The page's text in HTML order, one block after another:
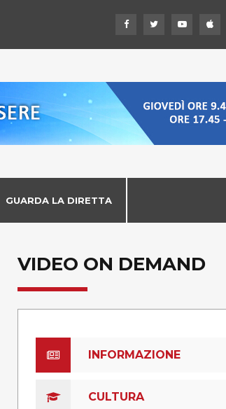
GUARDA LA DIRETTA
VIDEO ON DEMAND
INFORMAZIONE
CULTURA